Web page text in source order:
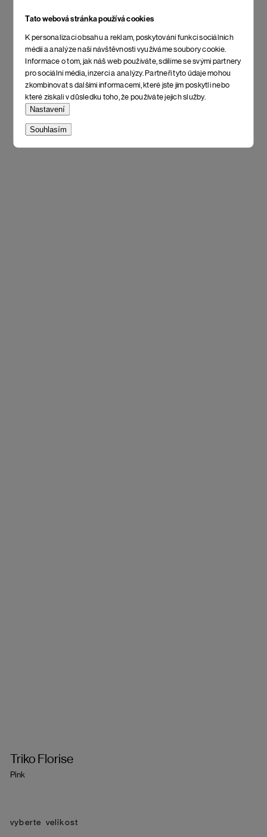
Tato webová stránka používá cookies
K personalizaci obsahu a reklam, poskytování funkcí sociálních
médií a analýze naší návštěvnosti využíváme soubory cookie.
Informace o tom, jak náš web používáte, sdílíme se svými partnery
pro sociální média, inzerci a analýzy. Partneři tyto údaje mohou
zkombinovat s dalšími informacemi, které jste jim poskytli nebo
které získali v důsledku toho, že používáte jejich služby.
Nastavení
Souhlasím
Triko Florise
Pink
velikost